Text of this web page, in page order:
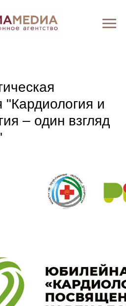
и
– один взгляд